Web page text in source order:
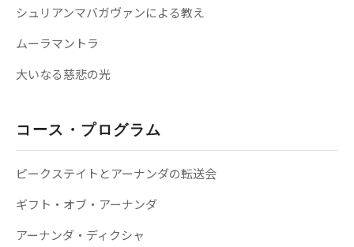
シュリアンマバガヴァンによる教え
ムーラマントラ
大いなる慈悲の光
コース・プログラム
ピークステイトとアーナンダの転送会
ギフト・オブ・アーナンダ
アーナンダ・ディクシャ